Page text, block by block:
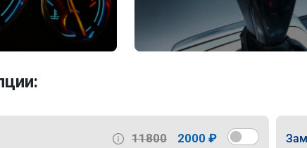
11800 2000 ₽